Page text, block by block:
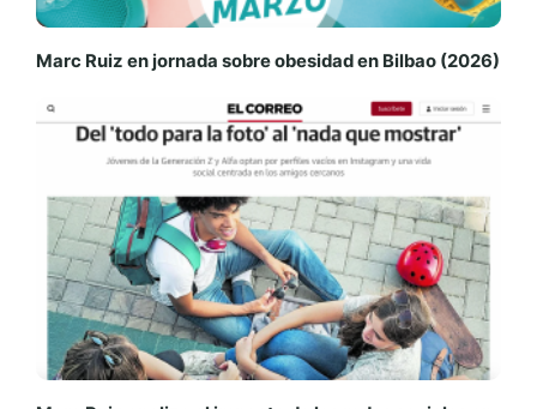
Marc Ruiz en jornada sobre obesidad en Bilbao (2026)